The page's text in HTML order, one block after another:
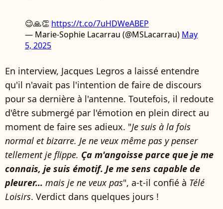
😉🙏👏 https://t.co/7uHDWeABEP
— Marie-Sophie Lacarrau (@MSLacarrau) May
5, 2025
En interview, Jacques Legros a laissé entendre
qu'il n'avait pas l'intention de faire de discours
pour sa dernière à l'antenne. Toutefois, il redoute
d'être submergé par l'émotion en plein direct au
moment de faire ses adieux. "Je suis à la fois
normal et bizarre. Je ne veux même pas y penser
tellement je flippe. Ça m'angoisse parce que je me
connais, je suis émotif. Je me sens capable de
pleurer... mais je ne veux pas", a-t-il confié à Télé
Loisirs. Verdict dans quelques jours !